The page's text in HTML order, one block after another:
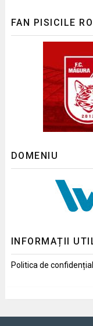
FAN PISICILE
DOMENIU
INFORMAȚII
Politica de